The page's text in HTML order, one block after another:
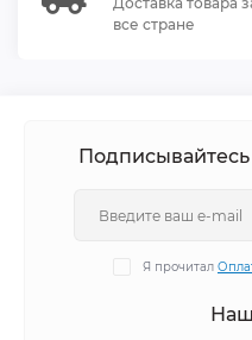
все стране
Я прочитал